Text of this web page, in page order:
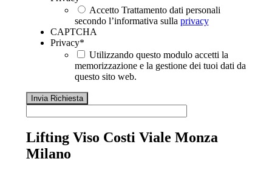
Accetto Trattamento dati personali
secondo l’informativa sulla privacy
CAPTCHA
Privacy*
Utilizzando questo modulo accetti la
memorizzazione e la gestione dei tuoi dati da
questo sito web.
Lifting Viso Costi Viale Monza
Milano